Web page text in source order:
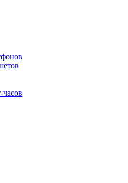
часов